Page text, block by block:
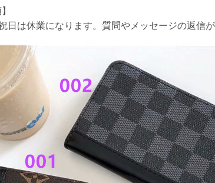
日は休業になります。質問やメッセージの返信